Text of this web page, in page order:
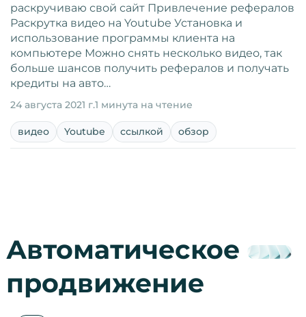
раскручиваю свой сайт Привлечение рефералов
Раскрутка видео на Youtube Установка и
использование программы клиента на
компьютере Можно снять несколько видео, так
больше шансов получить рефералов и получать
кредиты на авто…
24 августа 2021 г.1 минута на чтение
видео Youtube ссылкой обзор
Автоматическое
продвижение